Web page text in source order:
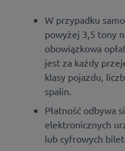
W przypadku
powyżej 3,5 tony
obowiązkowa
jest za każdy
klasy pojazdu,
spalin.
Płatność odbywa
elektronicznych
lub cyfrowych